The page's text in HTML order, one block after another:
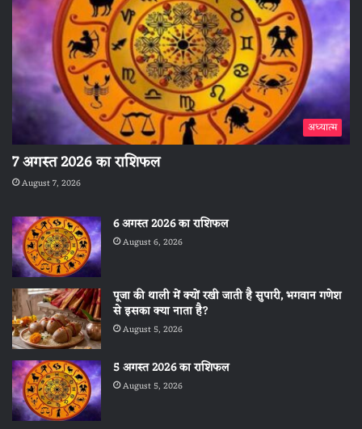
अध्यात्म
7 अगस्त 2026 का राशिफल
August 7, 2026
6 अगस्त 2026 का राशिफल
August 6, 2026
पूजा की थाली में क्यों रखी जाती है सुपारी, भगवान गणेश
से इसका क्या नाता है?
August 5, 2026
5 अगस्त 2026 का राशिफल
August 5, 2026